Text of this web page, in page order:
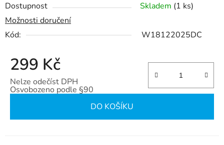
Dostupnost Skladem (1 ks)
Možnosti doručení
Kód:
W18122025DC
299 Kč
Nelze odečíst DPH
Osvobozeno podle §90
DO KOŠÍKU